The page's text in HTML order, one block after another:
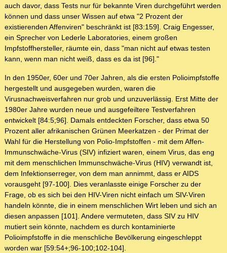
auch davor, dass Tests nur für bekannte Viren durchgeführt werden
können und dass unser Wissen auf etwa "2 Prozent der
existierenden Affenviren" beschränkt ist [83:159]. Craig Engesser,
ein Sprecher von Lederle Laboratories, einem großen
Impfstoffhersteller, räumte ein, dass "man nicht auf etwas testen
kann, wenn man nicht weiß, dass es da ist [96]."
In den 1950er, 60er und 70er Jahren, als die ersten Polioimpfstoffe
hergestellt und ausgegeben wurden, waren die
Virusnachweisverfahren nur grob und unzuverlässig. Erst Mitte der
1980er Jahre wurden neue und ausgefeiltere Testverfahren
entwickelt [84:5;96]. Damals entdeckten Forscher, dass etwa 50
Prozent aller afrikanischen Grünen Meerkatzen - der Primat der
Wahl für die Herstellung von Polio-Impfstoffen - mit dem Affen-
Immunschwäche-Virus (SIV) infiziert waren, einem Virus, das eng
mit dem menschlichen Immunschwäche-Virus (HIV) verwandt ist,
dem Infektionserreger, von dem man annimmt, dass er AIDS
vorausgeht [97-100]. Dies veranlasste einige Forscher zu der
Frage, ob es sich bei den HIV-Viren nicht einfach um SIV-Viren
handeln könnte, die in einem menschlichen Wirt leben und sich an
diesen anpassen [101]. Andere vermuteten, dass SIV zu HIV
mutiert sein könnte, nachdem es durch kontaminierte
Polioimpfstoffe in die menschliche Bevölkerung eingeschleppt
worden war [59:54+;96-100;102-104].